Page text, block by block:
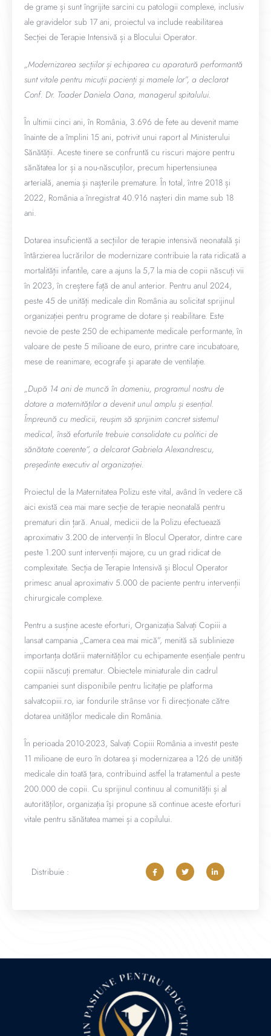
de grame și sunt îngrijite sarcini cu patologii complexe, inclusiv
ale gravidelor sub 17 ani, proiectul va include reabilitarea
Secției de Terapie Intensivă și a Blocului Operator.
„Modernizarea secțiilor și echiparea cu aparatură performantă
sunt vitale pentru micuții pacienți și mamele lor”, a declarat
Conf. Dr. Toader Daniela Oana, managerul spitalului.
În ultimii cinci ani, în România, 3.696 de fete au devenit mame
înainte de a împlini 15 ani, potrivit unui raport al Ministerului
Sănătății. Aceste tinere se confruntă cu riscuri majore pentru
sănătatea lor și a nou-născuților, precum hipertensiunea
arterială, anemia și nașterile premature. În total, între 2018 și
2022, România a înregistrat 40.916 nașteri din mame sub 18
ani.
Dotarea insuficientă a secțiilor de terapie intensivă neonatală și
întârzierea lucrărilor de modernizare contribuie la rata ridicată a
mortalității infantile, care a ajuns la 5,7 la mia de copii născuți vii
în 2023, în creștere față de anul anterior. Pentru anul 2024,
peste 45 de unități medicale din România au solicitat sprijinul
organizației pentru programe de dotare și reabilitare. Este
nevoie de peste 250 de echipamente medicale performante, în
valoare de peste 5 milioane de euro, printre care incubatoare,
mese de reanimare, ecografe și aparate de ventilație.
„După 14 ani de muncă în domeniu, programul nostru de
dotare a maternităților a devenit unul amplu și esențial.
Împreună cu medicii, reușim să sprijinim concret sistemul
medical, însă eforturile trebuie consolidate cu politici de
sănătate coerente”, a delcarat Gabriela Alexandrescu,
președinte executiv al organizației.
Proiectul de la Maternitatea Polizu este vital, având în vedere că
aici există cea mai mare secție de terapie neonatală pentru
prematuri din țară. Anual, medicii de la Polizu efectuează
aproximativ 3.200 de intervenții în Blocul Operator, dintre care
peste 1.200 sunt intervenții majore, cu un grad ridicat de
complexitate. Secția de Terapie Intensivă și Blocul Operator
primesc anual aproximativ 5.000 de paciente pentru intervenții
chirurgicale complexe.
Pentru a susține aceste eforturi, Organizația Salvați Copiii a
lansat campania „Camera cea mai mică”, menită să sublinieze
importanța dotării maternităților cu echipamente esențiale pentru
copiii născuți prematur. Obiectele miniaturale din cadrul
campaniei sunt disponibile pentru licitație pe platforma
salvatcopiii.ro, iar fondurile strânse vor fi direcționate către
dotarea unităților medicale din România.
În perioada 2010-2023, Salvați Copiii România a investit peste
11 milioane de euro în dotarea și modernizarea a 126 de unități
medicale din toată țara, contribuind astfel la tratamentul a peste
200.000 de copii. Cu sprijinul continuu al comunității și al
autorităților, organizația își propune să continue aceste eforturi
vitale pentru sănătatea mamei și a copilului.
Distribuie :